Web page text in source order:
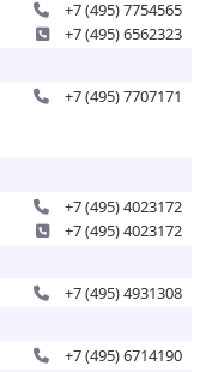
+7 (495) 7754565
+7 (495) 6562323
+7 (495) 7707171
+7 (495) 4023172
+7 (495) 4023172
+7 (495) 4931308
+7 (495) 6714190